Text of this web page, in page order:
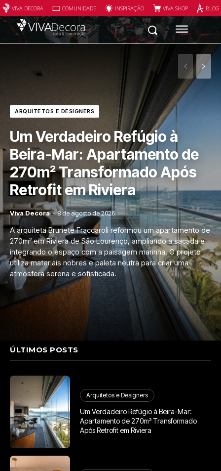
VIVA DECORA COMUNIDADE INSPIRAÇÃO VIVA SHOP
ARQUITETOS E DESIGNERS
Um Verdadeiro Refúgio à
Beira-Mar: Apartamento de
270m² Transformado Após
Retrofit em Riviera
Viva Decora - 8 de agosto de 2026
A arquiteta Brunete Fraccaroli reformou um apartamento de
270m² em Riviera de São Lourenço, ampliando a sacada e
integrando o espaço com a paisagem marinha. O projeto
utiliza materiais nobres e paleta neutra para criar uma
atmosfera serena e sofisticada.
ÚLTIMOS POSTS
Arquitetos e Designers
Um Verdadeiro Refúgio à Beira-Mar:
Apartamento de 270m² Transformado
Após Retrofit em Riviera